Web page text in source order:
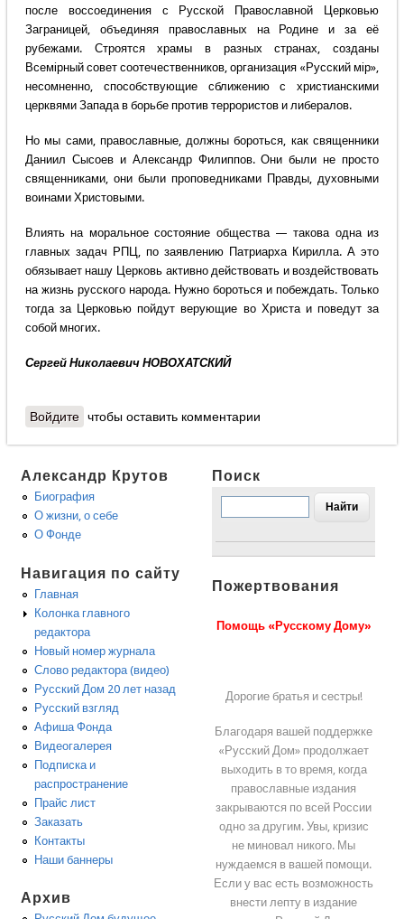
после воссоединения с Русской Православной Церковью
Заграницей, объединяя православных на Родине и за её
рубежами. Строятся храмы в разных странах, созданы
Всемiрный совет соотечественников, организация «Русский мiр»,
несомненно, способствующие сближению с христианскими
церквями Запада в борьбе против террористов и либералов.
Но мы сами, православные, должны бороться, как священники
Даниил Сысоев и Александр Филиппов. Они были не просто
священниками, они были проповедниками Правды, духовными
воинами Христовыми.
Влиять на моральное состояние общества — такова одна из
главных задач РПЦ, по заявлению Патриарха Кирилла. А это
обязывает нашу Церковь активно действовать и воздействовать
на жизнь русского народа. Нужно бороться и побеждать. Только
тогда за Церковью пойдут верующие во Христа и поведут за
собой многих.
Сергей Николаевич НОВОХАТСКИЙ
Войдите чтобы оставить комментарии
Александр Крутов
Биография
О жизни, о себе
О Фонде
Навигация по сайту
Главная
Колонка главного
редактора
Новый номер журнала
Слово редактора (видео)
Русский Дом 20 лет назад
Русский взгляд
Афиша Фонда
Видеогалерея
Подписка и
распространение
Прайс лист
Заказать
Контакты
Наши баннеры
Архив
Поиск
Пожертвования
Помощь «Русскому Дому»
Дорогие братья и сестры!
Благодаря вашей поддержке
«Русский Дом» продолжает
выходить в то время, когда
православные издания
закрываются по всей России
одно за другим. Увы, кризис
не миновал никого. Мы
нуждаемся в вашей помощи.
Если у вас есть возможность
внести лепту в издание